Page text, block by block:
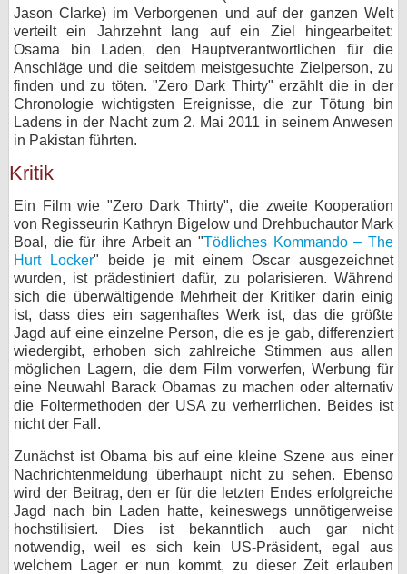
Jason Clarke) im Verborgenen und auf der ganzen Welt
verteilt ein Jahrzehnt lang auf ein Ziel hingearbeitet:
Osama bin Laden, den Hauptverantwortlichen für die
Anschläge und die seitdem meistgesuchte Zielperson, zu
finden und zu töten. "Zero Dark Thirty" erzählt die in der
Chronologie wichtigsten Ereignisse, die zur Tötung bin
Ladens in der Nacht zum 2. Mai 2011 in seinem Anwesen
in Pakistan führten.
Kritik
Ein Film wie "Zero Dark Thirty", die zweite Kooperation
von Regisseurin Kathryn Bigelow und Drehbuchautor Mark
Boal, die für ihre Arbeit an "Tödliches Kommando – The
Hurt Locker" beide je mit einem Oscar ausgezeichnet
wurden, ist prädestiniert dafür, zu polarisieren. Während
sich die überwältigende Mehrheit der Kritiker darin einig
ist, dass dies ein sagenhaftes Werk ist, das die größte
Jagd auf eine einzelne Person, die es je gab, differenziert
wiedergibt, erhoben sich zahlreiche Stimmen aus allen
möglichen Lagern, die dem Film vorwerfen, Werbung für
eine Neuwahl Barack Obamas zu machen oder alternativ
die Foltermethoden der USA zu verherrlichen. Beides ist
nicht der Fall.
Zunächst ist Obama bis auf eine kleine Szene aus einer
Nachrichtenmeldung überhaupt nicht zu sehen. Ebenso
wird der Beitrag, den er für die letzten Endes erfolgreiche
Jagd nach bin Laden hatte, keineswegs unnötigerweise
hochstilisiert. Dies ist bekanntlich auch gar nicht
notwendig, weil es sich kein US-Präsident, egal aus
welchem Lager er nun kommt, zu dieser Zeit erlauben
Nutzungsbedingungen
Datenschutz
Cookie-Einstellungen
Impressum